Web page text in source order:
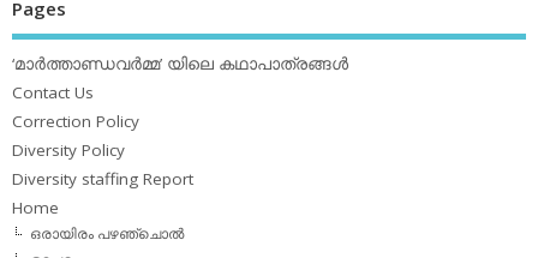
Pages
‘മാര്‍ത്താണ്ഡവര്‍മ്മ’ യിലെ കഥാപാത്രങ്ങള്‍
Contact Us
Correction Policy
Diversity Policy
Diversity staffing Report
Home
ഒരായിരം പഴഞ്ചൊല്‍